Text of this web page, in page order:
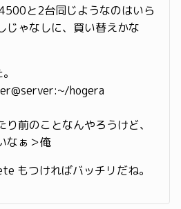
と2台同じようなのはいら
じゃなしに、買い替えかな
hogera
前のことなんやろうけど、
なぁ＞俺
もつければバッチリだね。